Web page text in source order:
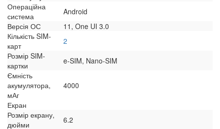
Операційна
система
Android
Версія ОС
11, One UI 3.0
Кількість SIM-
карт
2
Розмір SIM-
картки
e-SIM, Nano-SIM
Ємність
акумулятора,
мАг
4000
Екран
Розмір екрану,
дюйми
6.2